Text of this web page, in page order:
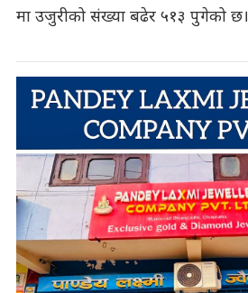
मा उजुरीको संख्या बढेर ५१३ पुगेको छ।